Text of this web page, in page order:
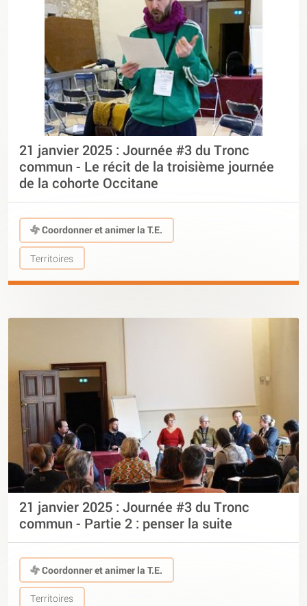
21 janvier 2025 : Journée #3 du Tronc
commun - Le récit de la troisième journée
de la cohorte Occitane
Coordonner et animer la T.E.
Territoires
21 janvier 2025 : Journée #3 du Tronc
commun - Partie 2 : penser la suite
Coordonner et animer la T.E.
Territoires